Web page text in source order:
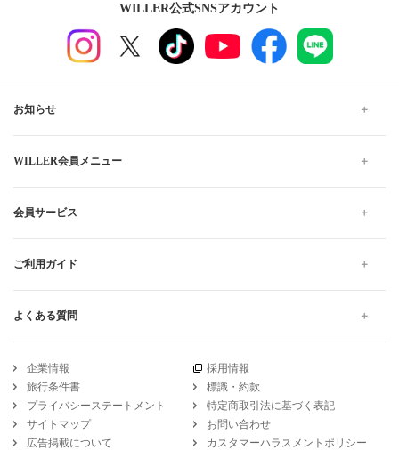
WILLER公式SNSアカウント
お知らせ
WILLER会員メニュー
会員サービス
ご利用ガイド
よくある質問
企業情報
採用情報
旅行条件書
標識・約款
プライバシーステートメント
特定商取引法に基づく表記
サイトマップ
お問い合わせ
広告掲載について
カスタマーハラスメントポリシー